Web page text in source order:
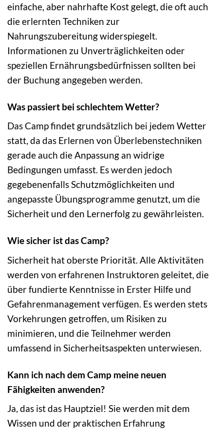
einfache, aber nahrhafte Kost gelegt, die oft auch
die erlernten Techniken zur
Nahrungszubereitung widerspiegelt.
Informationen zu Unverträglichkeiten oder
speziellen Ernährungsbedürfnissen sollten bei
der Buchung angegeben werden.
Was passiert bei schlechtem Wetter?
Das Camp findet grundsätzlich bei jedem Wetter
statt, da das Erlernen von Überlebenstechniken
gerade auch die Anpassung an widrige
Bedingungen umfasst. Es werden jedoch
gegebenenfalls Schutzmöglichkeiten und
angepasste Übungsprogramme genutzt, um die
Sicherheit und den Lernerfolg zu gewährleisten.
Wie sicher ist das Camp?
Sicherheit hat oberste Priorität. Alle Aktivitäten
werden von erfahrenen Instruktoren geleitet, die
über fundierte Kenntnisse in Erster Hilfe und
Gefahrenmanagement verfügen. Es werden stets
Vorkehrungen getroffen, um Risiken zu
minimieren, und die Teilnehmer werden
umfassend in Sicherheitsaspekten unterwiesen.
Kann ich nach dem Camp meine neuen
Fähigkeiten anwenden?
Ja, das ist das Hauptziel! Sie werden mit dem
Wissen und der praktischen Erfahrung